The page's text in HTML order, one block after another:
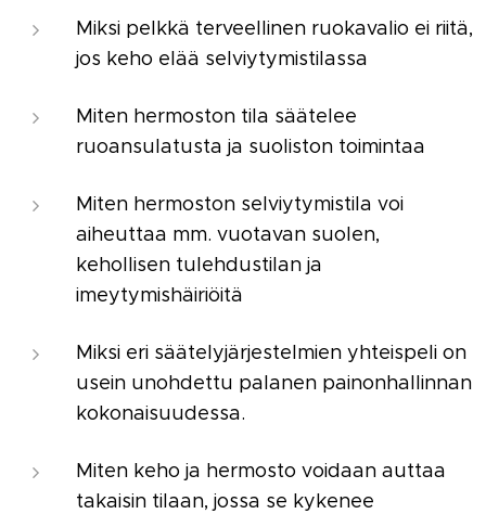
Miksi pelkkä terveellinen ruokavalio ei riitä,
jos keho elää selviytymistilassa
Miten hermoston tila säätelee
ruoansulatusta ja suoliston toimintaa
Miten hermoston selviytymistila voi
aiheuttaa mm. vuotavan suolen,
kehollisen tulehdustilan ja
imeytymishäiriöitä
Miksi eri säätelyjärjestelmien yhteispeli on
usein unohdettu palanen painonhallinnan
kokonaisuudessa.
Miten keho ja hermosto voidaan auttaa
takaisin tilaan, jossa se kykenee